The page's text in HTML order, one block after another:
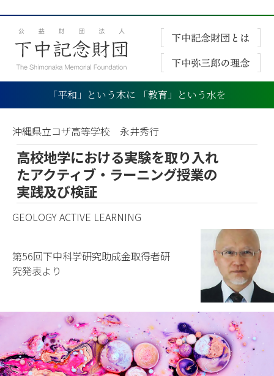
「平和」という木に 「教育」という水を
沖縄県立コザ高等学校 永井秀行
高校地学における実験を取り入れ
たアクティブ・ラーニング授業の
実践及び検証
GEOLOGY ACTIVE LEARNING
第56回下中科学研究助成金取得者研
究発表より